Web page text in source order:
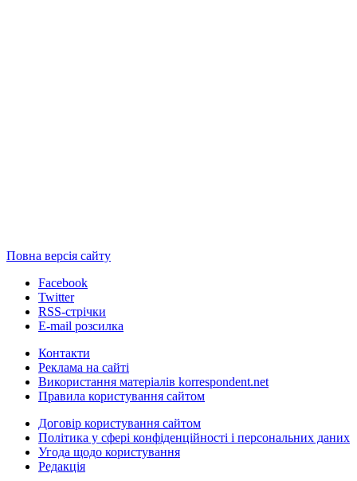
Повна версія сайту
Facebook
Twitter
RSS-стрічки
E-mail розсилка
Контакти
Реклама на сайті
Використання матеріалів korrespondent.net
Правила користування сайтом
Договір користування сайтом
Політика у сфері конфіденційності і персональних даних
Угода щодо користування
Редакція